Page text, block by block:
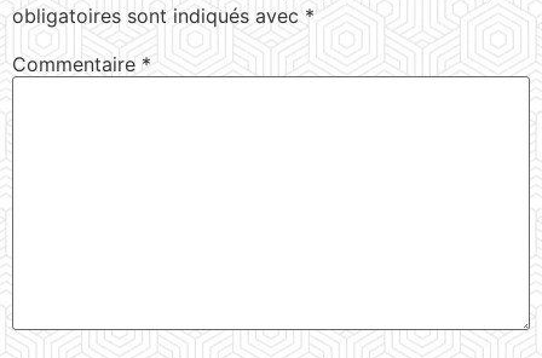
obligatoires sont indiqués avec *
Commentaire *